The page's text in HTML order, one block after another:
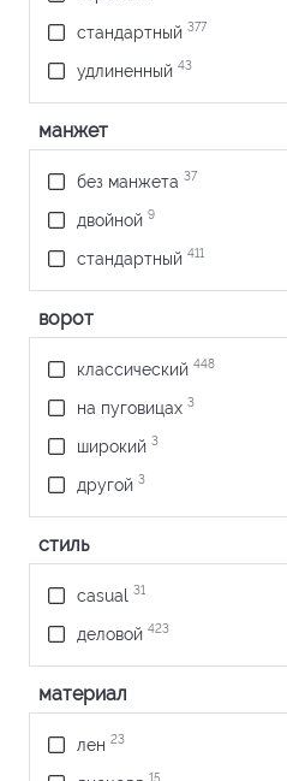
ярко-розовый
ярко-синий
стандартный 377
удлиненный 43
манжет
без манжета 37
двойной 9
стандартный 411
ворот
классический 448
на пуговицах 3
широкий 3
другой 3
стиль
casual 31
деловой 423
материал
лен 23
15